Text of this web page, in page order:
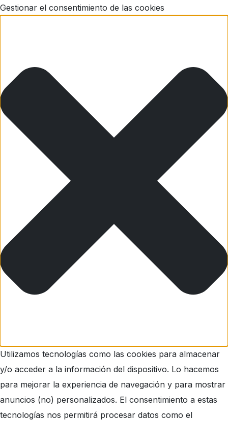
Gestionar el consentimiento de las cookies
Utilizamos tecnologías como las cookies para almacenar
y/o acceder a la información del dispositivo. Lo hacemos
para mejorar la experiencia de navegación y para mostrar
anuncios (no) personalizados. El consentimiento a estas
tecnologías nos permitirá procesar datos como el